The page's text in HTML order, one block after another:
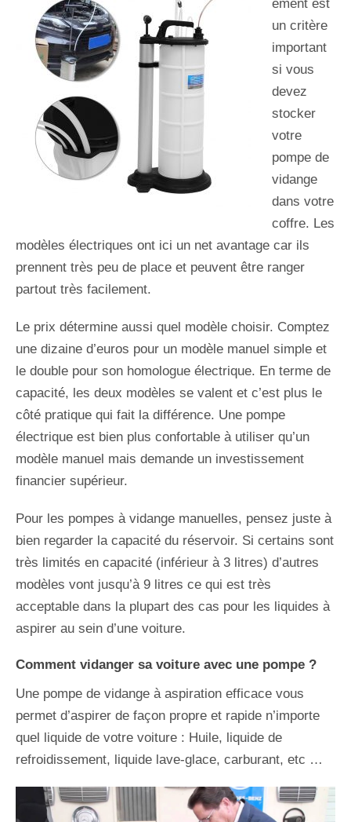
ement est
un critère
important
si vous
devez
stocker
votre
pompe de
vidange
dans votre
coffre. Les
modèles électriques ont ici un net avantage car ils
prennent très peu de place et peuvent être ranger
partout très facilement.
Le prix détermine aussi quel modèle choisir. Comptez
une dizaine d’euros pour un modèle manuel simple et
le double pour son homologue électrique. En terme de
capacité, les deux modèles se valent et c’est plus le
côté pratique qui fait la différence. Une pompe
électrique est bien plus confortable à utiliser qu’un
modèle manuel mais demande un investissement
financier supérieur.
Pour les pompes à vidange manuelles, pensez juste à
bien regarder la capacité du réservoir. Si certains sont
très limités en capacité (inférieur à 3 litres) d’autres
modèles vont jusqu’à 9 litres ce qui est très
acceptable dans la plupart des cas pour les liquides à
aspirer au sein d’une voiture.
Comment vidanger sa voiture avec une pompe ?
Une pompe de vidange à aspiration efficace vous
permet d’aspirer de façon propre et rapide n’importe
quel liquide de votre voiture : Huile, liquide de
refroidissement, liquide lave-glace, carburant, etc …